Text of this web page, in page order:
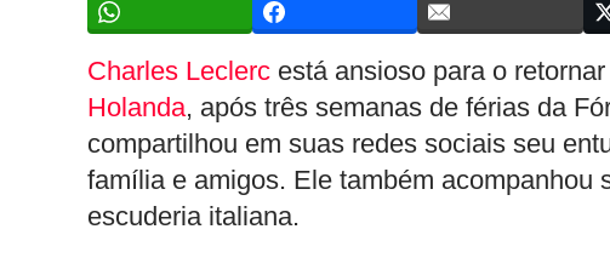
Charles Leclerc está ansioso para o
Holanda, após três semanas de férias da
compartilhou em suas redes sociais seu
família e amigos. Ele também acompanhou
escuderia italiana.